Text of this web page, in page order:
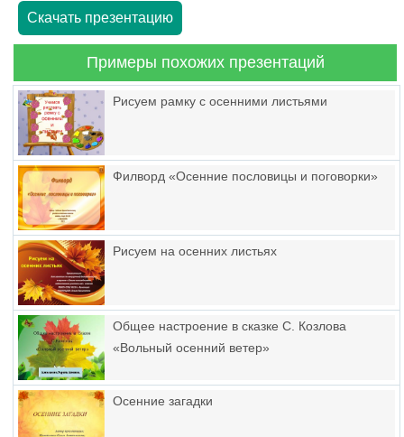
Скачать презентацию
Примеры похожих презентаций
Рисуем рамку с осенними листьями
Филворд «Осенние пословицы и поговорки»
Рисуем на осенних листьях
Общее настроение в сказке С. Козлова
«Вольный осенний ветер»
Осенние загадки